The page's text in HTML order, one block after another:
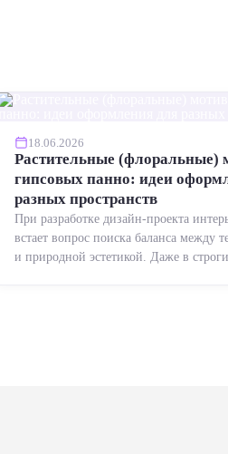
18.06.2026
Растительные (флоральные)
гипсовых панно: идеи
разных пространств
При разработке дизайн-проекта
встает вопрос поиска баланса между
и природной эстетикой. Даже в